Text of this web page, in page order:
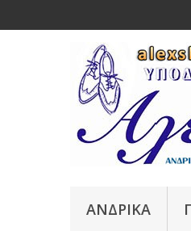
ΑΝΔΡΙΚΑ